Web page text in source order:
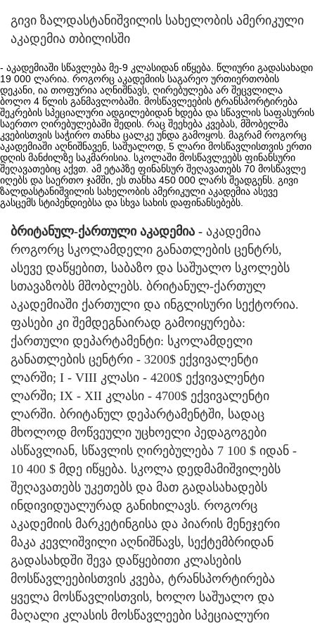
გივი ზალდასტანიშვილის სახელობის ამერიკული
აკადემია თბილისში
- აკადემიაში სწავლება მე-9 კლასიდან იწყება. წლიური გადასახადი
19 000 ლარია. როგორც აკადემიის საგარეო ურთიერთობის
დეკანი, ია თოფურია აღნიშნავს, ღირებულება არ შეცვლილა
ბოლო 4 წლის განმავლობაში. მოსწავლეების ტრანსპორტირება
შეკრების სპეციალური ადგილებიდან ხდება და სწავლის საფასურის
საერთო ღირებულებაში შედის. რაც შეეხება კვებას, მშობელმა
კვებისთვის საჭირო თანხა ცალკე უნდა გამოყოს. მაგრამ როგორც
აკადემიაში აღნიშნავენ, საშუალოდ, 5 ლარი მოსწავლისთვის ერთი
დღის მანძილზე საკმარისია. სკოლაში მოსწავლეებს ფინანსური
შეღავათებიც აქვთ. ამ ეტაპზე ფინანსურ შეღავათებს 70 მოსწავლე
იღებს და საერთო ჯამში, ეს თანხა 450 000 ლარს შეადგენს. გივი
ზალდასტანიშვილის სახელობის ამერიკული აკადემია ასევე
გასცემს სტიპენდიებსა და სხვა სახის დაფინანსებებს.
ბრიტანულ-ქართული აკადემია - აკადემია
როგორც სკოლამდელი განათლების ცენტრს,
ასევე დაწყებით, საბაზო და საშუალო სკოლებს
სთავაზობს მშობლებს. ბრიტანულ-ქართულ
აკადემიაში ქართული და ინგლისური სექტორია.
ფასები კი შემდეგნაირად გამოიყურება:
ქართული დეპარტამენტი: სკოლამდელი
განათლების ცენტრი - 3200$ ექვივალენტი
ლარში; I - VIII კლასი - 4200$ ექვივალენტი
ლარში; IX - XII კლასი - 4700$ ექვივალენტი
ლარში. ბრიტანულ დეპარტამენტში, სადაც
მხოლოდ მოწვეული უცხოელი პედაგოგები
ასწავლიან, სწავლის ღირებულება 7 100 $ იდან -
10 400 $ მდე იწყება. სკოლა დედმამიშვილებს
შეღავათებს უკეთებს და მათ გადასახადებს
ინდივიდუალურად განიხილავს. როგორც
აკადემიის მარკეტინგისა და პიარის მენეჯერი
მაკა კევლიშვილი აღნიშნავს, სექტემბრიდან
გადასახდში შევა დაწყებითი კლასების
მოსწავლეებისთვის კვება, ტრანსპორტირება
ყველა მოსწავლისთვის, ხოლო საშუალო და
მაღალი კლასის მოსწავლეები სპეციალური